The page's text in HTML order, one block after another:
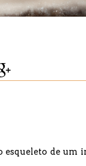
esqueleto de um